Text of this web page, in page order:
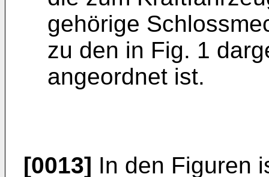
gehörige
zu den in Fig. 1
angeordnet ist.
[0013] In den Figuren